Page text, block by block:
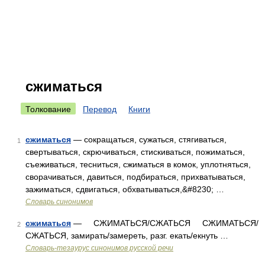
сжиматься
Толкование Перевод Книги
1 сжиматься — сокращаться, сужаться, стягиваться,
свертываться, скрючиваться, стискиваться, пожиматься,
съеживаться, тесниться, сжиматься в комок, уплотняться,
сворачиваться, давиться, подбираться, прихватываться,
зажиматься, сдвигаться, обхватываться,&#8230; …
Словарь синонимов
2 сжиматься — СЖИМАТЬСЯ/СЖАТЬСЯ СЖИМАТЬСЯ/
СЖАТЬСЯ, замирать/замереть, разг. екать/екнуть …
Словарь-тезаурус синонимов русской речи